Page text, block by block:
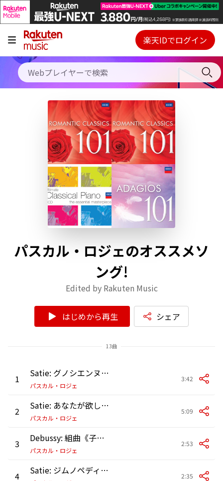
キャンペーン
料金プラン
使い方
初回30日間無料お試し
Webプレイヤー
ご契約内容の確認・変更
楽天IDでログイン
パスカル・ロジェのオススメソ
ング!
Edited by Rakuten Music
はじめから再生 シェア
13曲
1 Satie: グノシエンヌ 第1番
パスカル・ロジェ
3:42
2 Satie: あなたが欲しい(ジュ・トゥ・ヴ)
パスカル・ロジェ
5:09
3 Debussy: 組曲《子供の領分》: 第6曲:ゴリウォーグのケークウォーク
パスカル・ロジェ
2:53
4 Satie: ジムノペディ: 第3番: Lent et grave 2:35